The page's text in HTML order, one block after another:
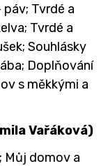
Tvrdé a
Tvrdé a
Souhlásky
Doplňování
s měkkými a
Vařáková)
Můj domov a